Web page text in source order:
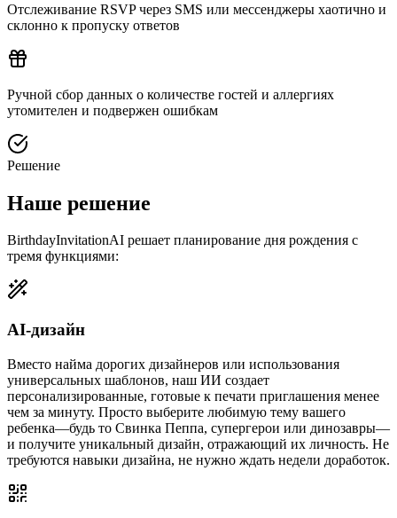
Отслеживание RSVP через SMS или мессенджеры хаотично и
склонно к пропуску ответов
Ручной сбор данных о количестве гостей и аллергиях
утомителен и подвержен ошибкам
Решение
Наше решение
BirthdayInvitationAI решает планирование дня рождения с
тремя функциями:
AI-дизайн
Вместо найма дорогих дизайнеров или использования
универсальных шаблонов, наш ИИ создает
персонализированные, готовые к печати приглашения менее
чем за минуту. Просто выберите любимую тему вашего
ребенка—будь то Свинка Пеппа, супергерои или динозавры—
и получите уникальный дизайн, отражающий их личность. Не
требуются навыки дизайна, не нужно ждать недели доработок.